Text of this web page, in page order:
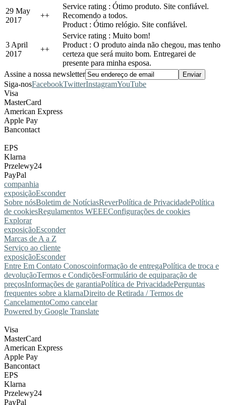
29 May
2017
++
Service rating : Ótimo produto. Site confiável.
Recomendo a todos.
Product : Ótimo relógio. Site confiável.
3 April
2017
++
Service rating : Muito bom!
Product : O produto ainda não chegou, mas tenho
certeza que será muito bom. Entregarei de
presente para minha esposa.
Assine a nossa newsletter
Siga-nosFacebookTwitterInstagramYouTube
Visa
MasterCard
American Express
Apple Pay
Bancontact
EPS
Klarna
Przelewy24
PayPal
companhia
exposiçãoEsconder
Sobre nósBoletim de NotíciasReverPolítica de PrivacidadePolítica
de cookiesRegulamentos WEEEConfigurações de cookies
Explorar
exposiçãoEsconder
Marcas de A a Z
Serviço ao cliente
exposiçãoEsconder
Entre Em Contato Conoscoinformação de entregaPolítica de troca e
devoluçãoTermos e CondiçõesFormulário de equiparação de
preçosInformações de garantiaPolítica de PrivacidadePerguntas
frequentes sobre a klarnaDireito de Retirada / Termos de
CancelamentoComo cancelar
Powered by Google Translate
Visa
MasterCard
American Express
Apple Pay
Bancontact
EPS
Klarna
Przelewy24
PayPal